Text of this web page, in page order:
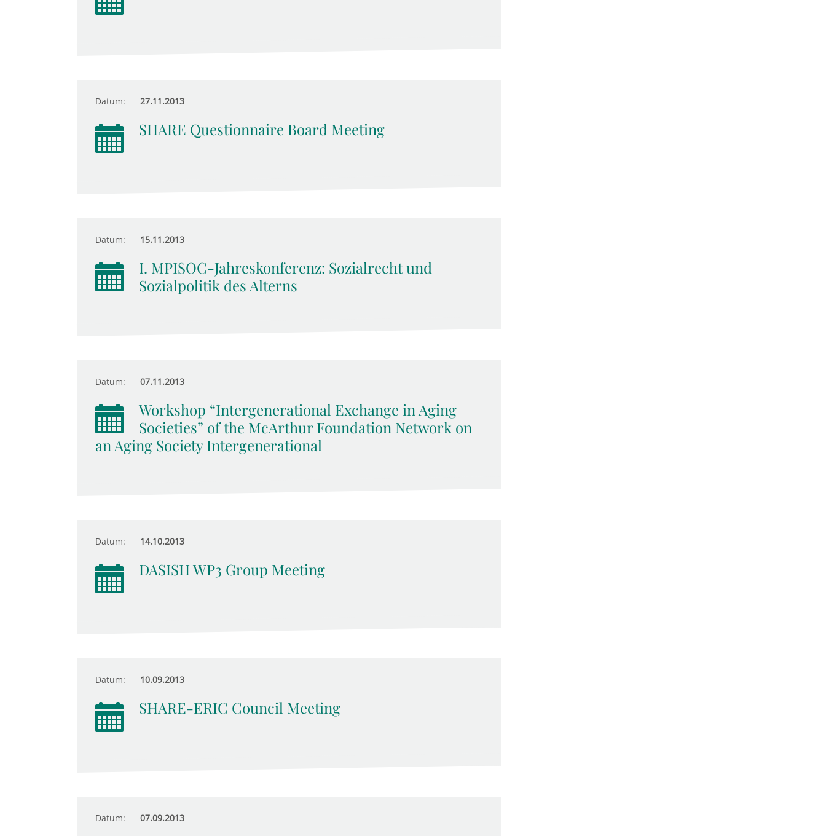
Datum: 27.11.2013
SHARE Questionnaire Board Meeting
Datum: 15.11.2013
I. MPISOC-Jahreskonferenz: Sozialrecht und
Sozialpolitik des Alterns
Datum: 07.11.2013
Workshop “Intergenerational Exchange in Aging
Societies” of the McArthur Foundation Network on
an Aging Society Intergenerational
Datum: 14.10.2013
DASISH WP3 Group Meeting
Datum: 10.09.2013
SHARE-ERIC Council Meeting
Datum: 07.09.2013